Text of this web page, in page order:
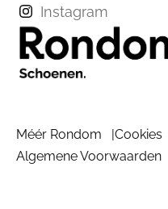
Instagram
Méér Rondom Cookies
Algemene Voorwaarden